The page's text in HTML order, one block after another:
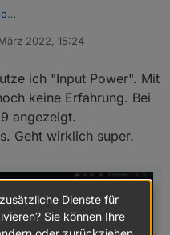
(!) gibt an, ob gerade
wird aus dem Netz.
mir auch meine
Diese dann
einmal aufaddieren
teilen, siehe Screenshot.
von der Genauigkeit.
"PV-Erzeugung". Damit
bekommen habe. Es
man eine Batterie hat,
auch weiter hoch, wenn
2022, 15:24
ich "Input Power". Mit
keine Erfahrung. Bei
angezeigt.
Geht wirklich super.
Dienste für
Sie können Ihre